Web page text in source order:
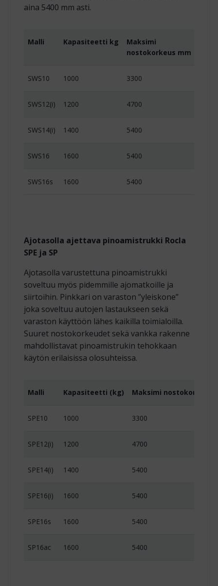
aina 5400 mm asti.
Malli Kapasiteetti kg
Maksimi
nostokorkeus mm
SWS10 1000 3300
SWS12(i) 1200 4700
SWS14(i) 1400 5400
SWS16 1600 5400
SWS16s 1600 5400
Ajotasolla ajettava pinoamistrukki Rocla
SPE ja SP
Ajotasolla varustettuna pinoamistrukki
soveltuu myös pidemmille ajomatkoille ja
siirtoihin. Pinkkari on varaston ”yleiskone”
joka soveltuu autojen lastaukseen sekä
varaston käyttöön lähes kaikilla toimialoilla.
Suuret nostokorkeudet sekä vankka rakenne
mahdollistavat pinoamistrukin tehokkaan
käytön erilaisissa olosuhteissa.
Malli Kapasiteetti (kg) Maksimi nostokorkeus
SPE10 1000 3300
SPE12(i) 1200 4700
SPE14(i) 1400 5400
SPE16(i) 1600 5400
SPE16s 1600 5400
SP16ac 1600 5400